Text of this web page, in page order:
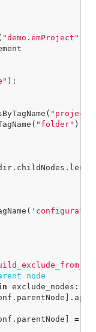
"demo.emProject"
):
( "project"
( "folder" )
. childNodes .
(
exclude_nodes :
. parentNode ].
. parentNode =